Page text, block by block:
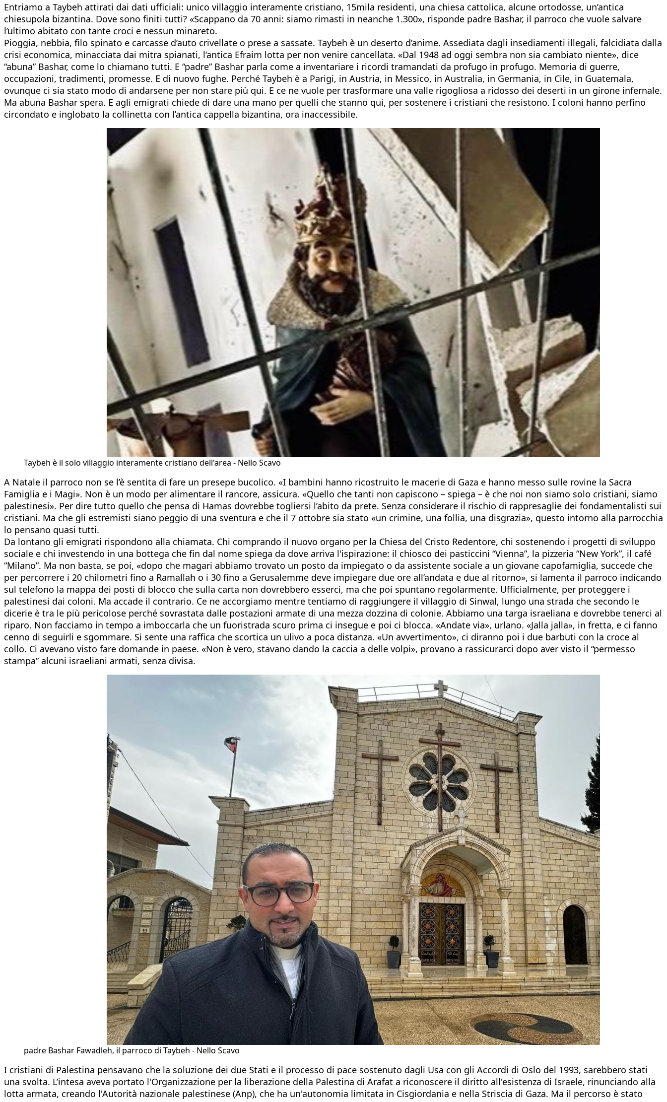
Entriamo a Taybeh attirati dai dati ufficiali: unico villaggio interamente cristiano, 15mila residenti, una chiesa cattolica, alcune ortodosse, un’antica
chiesupola bizantina. Dove sono finiti tutti? «Scappano da 70 anni: siamo rimasti in neanche 1.300», risponde padre Bashar, il parroco che vuole salvare
l’ultimo abitato con tante croci e nessun minareto.
Pioggia, nebbia, filo spinato e carcasse d’auto crivellate o prese a sassate. Taybeh è un deserto d’anime. Assediata dagli insediamenti illegali, falcidiata dalla
crisi economica, minacciata dai mitra spianati, l’antica Efraim lotta per non venire cancellata. «Dal 1948 ad oggi sembra non sia cambiato niente», dice
“abuna” Bashar, come lo chiamano tutti. E “padre” Bashar parla come a inventariare i ricordi tramandati da profugo in profugo. Memoria di guerre,
occupazioni, tradimenti, promesse. E di nuovo fughe. Perché Taybeh è a Parigi, in Austria, in Messico, in Australia, in Germania, in Cile, in Guatemala,
ovunque ci sia stato modo di andarsene per non stare più qui. E ce ne vuole per trasformare una valle rigogliosa a ridosso dei deserti in un girone infernale.
Ma abuna Bashar spera. E agli emigrati chiede di dare una mano per quelli che stanno qui, per sostenere i cristiani che resistono. I coloni hanno perfino
circondato e inglobato la collinetta con l’antica cappella bizantina, ora inaccessibile.
Taybeh è il solo villaggio interamente cristiano dell'area - Nello Scavo
A Natale il parroco non se l’è sentita di fare un presepe bucolico. «I bambini hanno ricostruito le macerie di Gaza e hanno messo sulle rovine la Sacra
Famiglia e i Magi». Non è un modo per alimentare il rancore, assicura. «Quello che tanti non capiscono – spiega – è che noi non siamo solo cristiani, siamo
palestinesi». Per dire tutto quello che pensa di Hamas dovrebbe togliersi l’abito da prete. Senza considerare il rischio di rappresaglie dei fondamentalisti sui
cristiani. Ma che gli estremisti siano peggio di una sventura e che il 7 ottobre sia stato «un crimine, una follia, una disgrazia», questo intorno alla parrocchia
lo pensano quasi tutti.
Da lontano gli emigrati rispondono alla chiamata. Chi comprando il nuovo organo per la Chiesa del Cristo Redentore, chi sostenendo i progetti di sviluppo
sociale e chi investendo in una bottega che fin dal nome spiega da dove arriva l'ispirazione: il chiosco dei pasticcini “Vienna”, la pizzeria “New York”, il café
“Milano”. Ma non basta, se poi, «dopo che magari abbiamo trovato un posto da impiegato o da assistente sociale a un giovane capofamiglia, succede che
per percorrere i 20 chilometri fino a Ramallah o i 30 fino a Gerusalemme deve impiegare due ore all’andata e due al ritorno», si lamenta il parroco indicando
sul telefono la mappa dei posti di blocco che sulla carta non dovrebbero esserci, ma che poi spuntano regolarmente. Ufficialmente, per proteggere i
palestinesi dai coloni. Ma accade il contrario. Ce ne accorgiamo mentre tentiamo di raggiungere il villaggio di Sinwal, lungo una strada che secondo le
dicerie è tra le più pericolose perché sovrastata dalle postazioni armate di una mezza dozzina di colonie. Abbiamo una targa israeliana e dovrebbe tenerci al
riparo. Non facciamo in tempo a imboccarla che un fuoristrada scuro prima ci insegue e poi ci blocca. «Andate via», urlano. «Jalla jalla», in fretta, e ci fanno
cenno di seguirli e sgommare. Si sente una raffica che scortica un ulivo a poca distanza. «Un avvertimento», ci diranno poi i due barbuti con la croce al
collo. Ci avevano visto fare domande in paese. «Non è vero, stavano dando la caccia a delle volpi», provano a rassicurarci dopo aver visto il “permesso
stampa” alcuni israeliani armati, senza divisa.
padre Bashar Fawadleh, il parroco di Taybeh - Nello Scavo
I cristiani di Palestina pensavano che la soluzione dei due Stati e il processo di pace sostenuto dagli Usa con gli Accordi di Oslo del 1993, sarebbero stati
una svolta. L’intesa aveva portato l'Organizzazione per la liberazione della Palestina di Arafat a riconoscere il diritto all'esistenza di Israele, rinunciando alla
lotta armata, creando l'Autorità nazionale palestinese (Anp), che ha un'autonomia limitata in Cisgiordania e nella Striscia di Gaza. Ma il percorso è stato